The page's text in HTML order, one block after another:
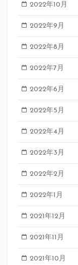
2022年10月
2022年9月
2022年8月
2022年7月
2022年6月
2022年5月
2022年4月
2022年3月
2022年2月
2022年1月
2021年12月
2021年11月
2021年10月